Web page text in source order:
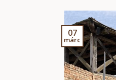
07
márc